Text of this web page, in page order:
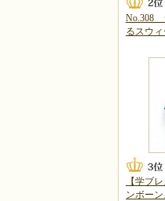
No.308
るスウ
【学ブ
ンボー